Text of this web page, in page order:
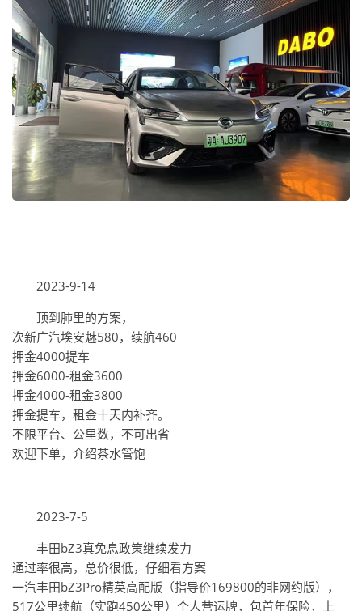
2023-9-14
顶到肺里的方案，
次新广汽埃安魅580，续航460
押金4000提车
押金6000-租金3600
押金4000-租金3800
押金提车，租金十天内补齐。
不限平台、公里数，不‮出可‬省
欢迎下单，介绍茶水管饱
2023-7-5
丰田bZ3真免息政策继续发力
通过率很高，总价很低，仔细看方案
一汽丰田bZ3Pro精英高配版（指导价169800的非网约版），
517公里续航（实跑450公里）个人营运牌，包首年保险，上